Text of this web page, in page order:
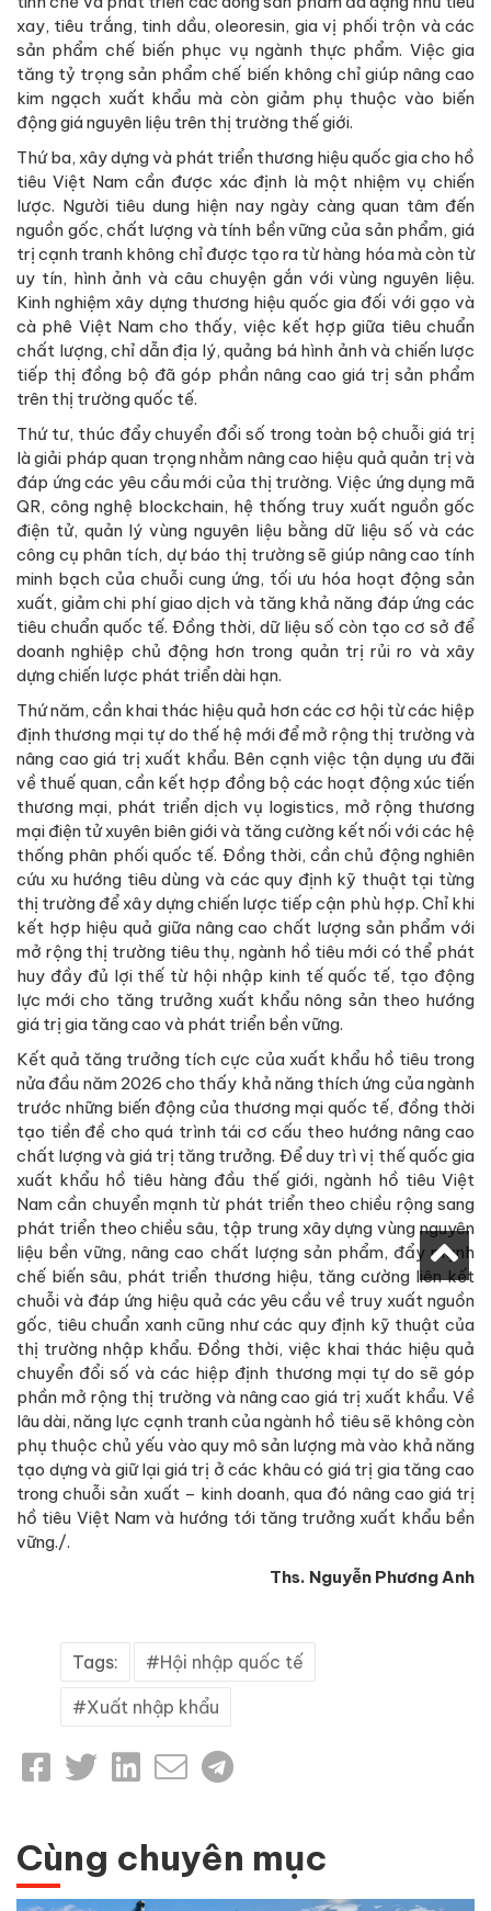
xay, tiêu trắng, tinh dầu, oleoresin, gia vị phối trộn và các
sản phẩm chế biến phục vụ ngành thực phẩm. Việc gia
tăng tỷ trọng sản phẩm chế biến không chỉ giúp nâng cao
kim ngạch xuất khẩu mà còn giảm phụ thuộc vào biến
động giá nguyên liệu trên thị trường thế giới.
Thứ ba, xây dựng và phát triển thương hiệu quốc gia cho hồ
tiêu Việt Nam cần được xác định là một nhiệm vụ chiến
lược. Người tiêu dung hiện nay ngày càng quan tâm đến
nguồn gốc, chất lượng và tính bền vững của sản phẩm, giá
trị cạnh tranh không chỉ được tạo ra từ hàng hóa mà còn từ
uy tín, hình ảnh và câu chuyện gắn với vùng nguyên liệu.
Kinh nghiệm xây dựng thương hiệu quốc gia đối với gạo và
cà phê Việt Nam cho thấy, việc kết hợp giữa tiêu chuẩn
chất lượng, chỉ dẫn địa lý, quảng bá hình ảnh và chiến lược
tiếp thị đồng bộ đã góp phần nâng cao giá trị sản phẩm
trên thị trường quốc tế.
Thứ tư, thúc đẩy chuyển đổi số trong toàn bộ chuỗi giá trị
là giải pháp quan trọng nhằm nâng cao hiệu quả quản trị và
đáp ứng các yêu cầu mới của thị trường. Việc ứng dụng mã
QR, công nghệ blockchain, hệ thống truy xuất nguồn gốc
điện tử, quản lý vùng nguyên liệu bằng dữ liệu số và các
công cụ phân tích, dự báo thị trường sẽ giúp nâng cao tính
minh bạch của chuỗi cung ứng, tối ưu hóa hoạt động sản
xuất, giảm chi phí giao dịch và tăng khả năng đáp ứng các
tiêu chuẩn quốc tế. Đồng thời, dữ liệu số còn tạo cơ sở để
doanh nghiệp chủ động hơn trong quản trị rủi ro và xây
dựng chiến lược phát triển dài hạn.
Thứ năm, cần khai thác hiệu quả hơn các cơ hội từ các hiệp
định thương mại tự do thế hệ mới để mở rộng thị trường và
nâng cao giá trị xuất khẩu. Bên cạnh việc tận dụng ưu đãi
về thuế quan, cần kết hợp đồng bộ các hoạt động xúc tiến
thương mại, phát triển dịch vụ logistics, mở rộng thương
mại điện tử xuyên biên giới và tăng cường kết nối với các hệ
thống phân phối quốc tế. Đồng thời, cần chủ động nghiên
cứu xu hướng tiêu dùng và các quy định kỹ thuật tại từng
thị trường để xây dựng chiến lược tiếp cận phù hợp. Chỉ khi
kết hợp hiệu quả giữa nâng cao chất lượng sản phẩm với
mở rộng thị trường tiêu thụ, ngành hồ tiêu mới có thể phát
huy đầy đủ lợi thế từ hội nhập kinh tế quốc tế, tạo động
lực mới cho tăng trưởng xuất khẩu nông sản theo hướng
giá trị gia tăng cao và phát triển bền vững.
Kết quả tăng trưởng tích cực của xuất khẩu hồ tiêu trong
nửa đầu năm 2026 cho thấy khả năng thích ứng của ngành
trước những biến động của thương mại quốc tế, đồng thời
tạo tiền đề cho quá trình tái cơ cấu theo hướng nâng cao
chất lượng và giá trị tăng trưởng. Để duy trì vị thế quốc gia
xuất khẩu hồ tiêu hàng đầu thế giới, ngành hồ tiêu Việt
Nam cần chuyển mạnh từ phát triển theo chiều rộng sang
phát triển theo chiều sâu, tập trung xây dựng vùng nguyên
liệu bền vững, nâng cao chất lượng sản phẩm, đẩy mạnh
chế biến sâu, phát triển thương hiệu, tăng cường liên kết
chuỗi và đáp ứng hiệu quả các yêu cầu về truy xuất nguồn
gốc, tiêu chuẩn xanh cũng như các quy định kỹ thuật của
thị trường nhập khẩu. Đồng thời, việc khai thác hiệu quả
chuyển đổi số và các hiệp định thương mại tự do sẽ góp
phần mở rộng thị trường và nâng cao giá trị xuất khẩu. Về
lâu dài, năng lực cạnh tranh của ngành hồ tiêu sẽ không còn
phụ thuộc chủ yếu vào quy mô sản lượng mà vào khả năng
tạo dựng và giữ lại giá trị ở các khâu có giá trị gia tăng cao
trong chuỗi sản xuất – kinh doanh, qua đó nâng cao giá trị
hồ tiêu Việt Nam và hướng tới tăng trưởng xuất khẩu bền
vững./.
Ths. Nguyễn Phương Anh
Tags: Hội nhập quốc tế
Xuất nhập khẩu
Cùng chuyên mục